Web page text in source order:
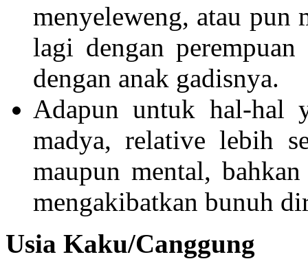
menyeleweng, atau
lagi dengan
dengan anak gadisnya.
Adapun untuk hal-hal
madya, relative lebih
maupun mental,
mengakibatkan bunuh
Usia Kaku/Canggung